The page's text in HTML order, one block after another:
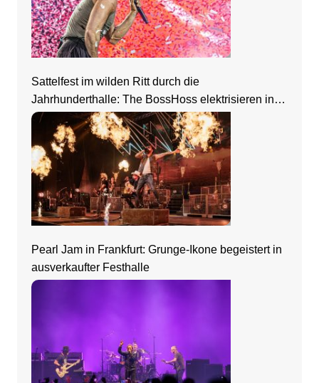
Sattelfest im wilden Ritt durch die
Jahrhunderthalle: The BossHoss elektrisieren in
Frankfurt
Pearl Jam in Frankfurt: Grunge-Ikone begeistert in
ausverkaufter Festhalle